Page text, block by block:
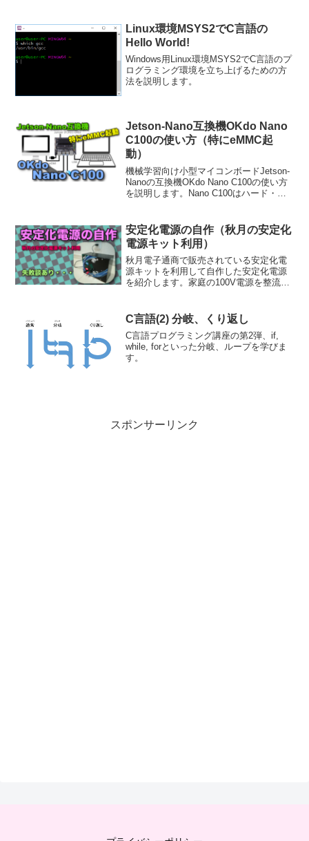
Linux環境MSYS2でC言語の
Hello World!
Windows用Linux環境MSYS2でC言語のプ
ログラミング環境を立ち上げるための方
法を説明します。
Jetson-Nano互換機OKdo Nano
C100の使い方（特にeMMC起
動）
機械学習向け小型マイコンボードJetson-
Nanoの互換機OKdo Nano C100の使い方
を説明します。Nano C100はハード・ソ
違いがeMMCを搭載していて、SDカード
よりもストレージアクセスが高速という
点になります。
安定化電源の自作（秋月の安定化
電源キット利用）
秋月電子通商で販売されている安定化電
源キットを利用して自作した安定化電源
を紹介します。家庭の100V電源を整流す
ットの回路を改造して電圧調整しやすく
したり、電圧表示のディスプレイを付け
たり、箱を作るなどして使いやすくしま
した。途中ハマった問題や回避策につい
ても紹介しています。
C言語(2) 分岐、くり返し
C言語プログラミング講座の第2弾、if,
while, forといった分岐、ループを学びま
す。
スポンサーリンク